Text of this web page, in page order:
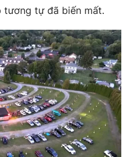
tương tự đã biến mất.